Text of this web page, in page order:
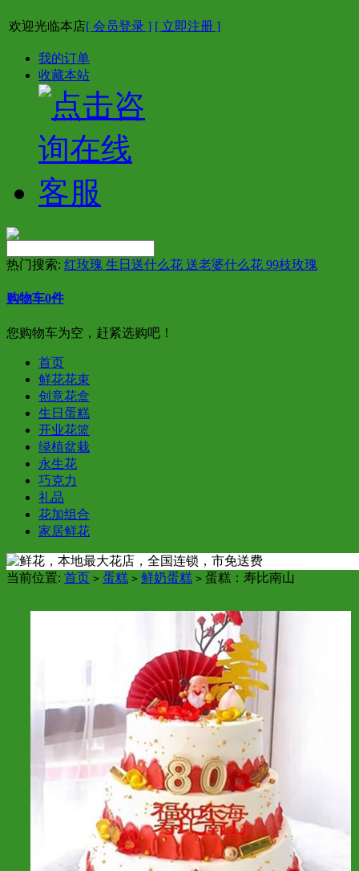
欢迎光临本店[ 会员登录 ] [ 立即注册 ]
我的订单
收藏本站
热门搜索: 红玫瑰 生日送什么花 送老婆什么花 99枝玫瑰
购物车0件
您购物车为空，赶紧选购吧！
首页
鲜花花束
创意花盒
生日蛋糕
开业花篮
绿植盆栽
永生花
巧克力
礼品
花加组合
家居鲜花
当前位置: 首页 > 蛋糕 > 鲜奶蛋糕 > 蛋糕：寿比南山